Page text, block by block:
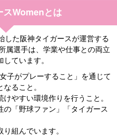
スWomenとは
した阪神タイガースが運営する
属選手は、学業や仕事との両立
ています。
子がプレーすること」を通じて
ること。
やすい環境作りを行うこと。
「野球ファン」「タイガース
組んでいます。